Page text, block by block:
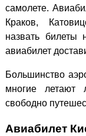
самолете.
Краков,
назвать
авиабилет
Большинство
многие летают
свободно
Авиабилет